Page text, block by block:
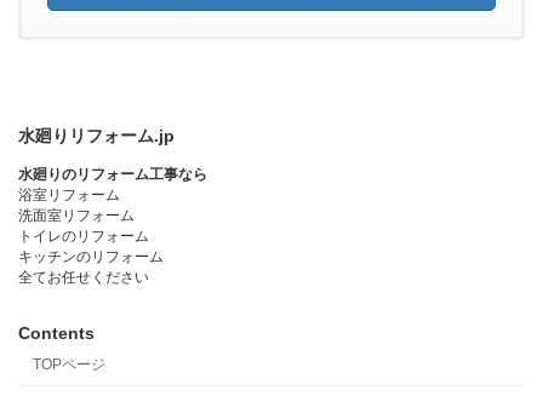
水廻りリフォーム.jp
水廻りのリフォーム工事なら
浴室リフォーム
洗面室リフォーム
トイレのリフォーム
キッチンのリフォーム
全てお任せください
Contents
TOPページ